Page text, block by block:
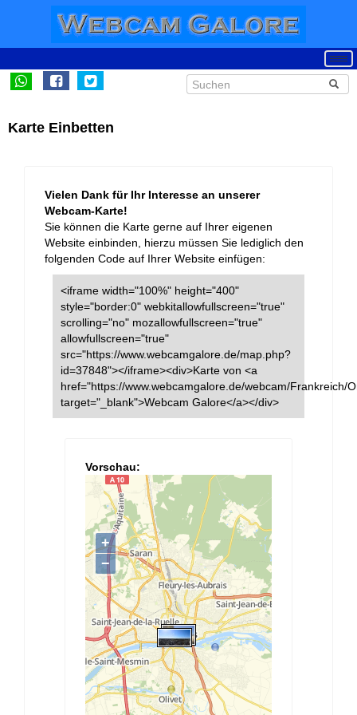
Karte Einbetten
Vielen Dank für Ihr Interesse an unserer
Webcam-Karte!
Sie können die Karte gerne auf Ihrer eigenen
Website einbinden, hierzu müssen Sie lediglich den
folgenden Code auf Ihrer Website einfügen:
<iframe width="100%" height="400"
style="border:0" webkitallowfullscreen="true"
scrolling="no" mozallowfullscreen="true"
allowfullscreen="true"
src="https://www.webcamgalore.de/map.php?
id=37848"></iframe><div>Karte von <a
href="https://www.webcamgalore.de/webcam/Frankreich/
target="_blank">Webcam Galore</a></div>
Vorschau: